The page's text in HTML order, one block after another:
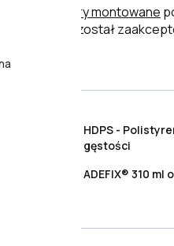
i inne towary montowane
się, że został
HDPS -
gęstości
ADEFIX® 310 ml